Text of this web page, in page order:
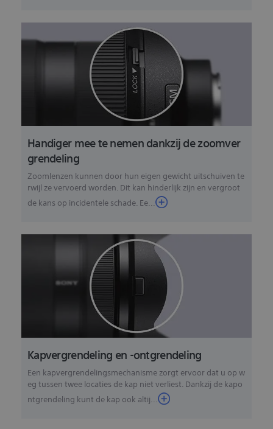
Handiger mee te nemen dankzij de zoomver
grendeling
Zoomlenzen kunnen door hun eigen gewicht uitschuiven te
rwijl ze vervoerd worden. Dit kan hinderlijk zijn en vergroot
de kans op incidentele schade. Ee...
Kapvergrendeling en -ontgrendeling
Een kapvergrendelingsmechanisme zorgt ervoor dat u op w
eg tussen twee locaties de kap niet verliest. Dankzij de kapo
ntgrendeling kunt de kap ook altij...